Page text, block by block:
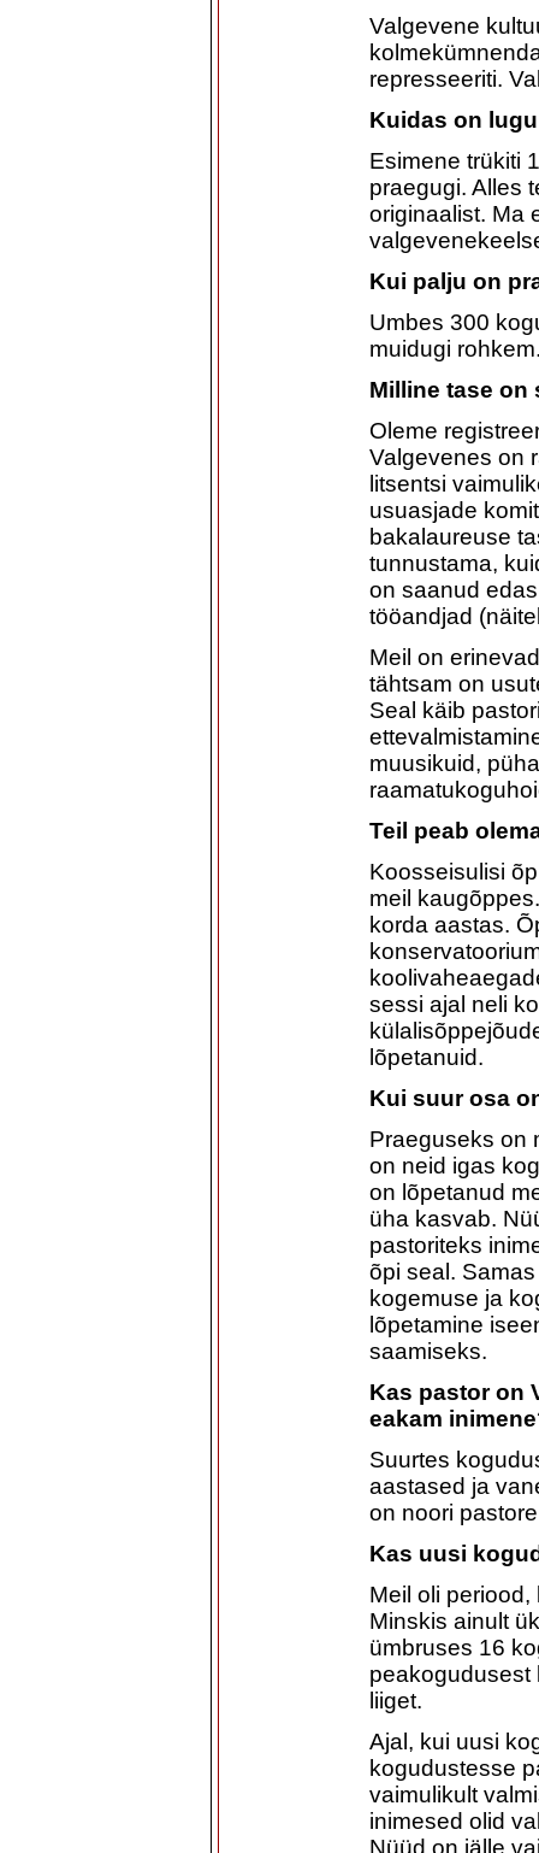
Valgevene
represseeriti.
Kuidas on
Esimene trükiti
praegugi. Alles
originaalist. Ma
Kui palju on
Umbes 300
muidugi
Milline tase on
Oleme
Valgevenes on
litsentsi
usuasjade
bakalaureuse
tunnustama,
on saanud
tööandjad
Meil on
tähtsam on
Seal käib
muusikuid,
Teil peab
Koosseisulisi
meil
korda aastas.
sessi ajal neli
lõpetanuid.
Kui suur osa
Praeguseks on
on neid igas
on lõpetanud
üha kasvab.
pastoriteks
õpi seal.
kogemuse ja
lõpetamine
saamiseks.
Kas pastor on
eakam
Suurtes
aastased ja
on noori
Kas uusi
Meil oli
Minskis ainult
ümbruses 16
peakogudusest
liiget.
Ajal, kui uusi
kogudustesse
vaimulikult
inimesed olid